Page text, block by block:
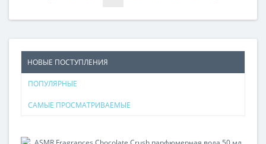
НОВЫЕ ПОСТУПЛЕНИЯ
ПОПУЛЯРНЫЕ
САМЫЕ ПРОСМАТРИВАЕМЫЕ